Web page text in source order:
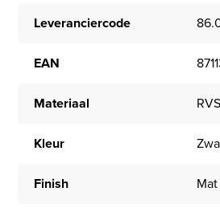
Leveranciercode
EAN
Materiaal RVS
Kleur
Finish Mat